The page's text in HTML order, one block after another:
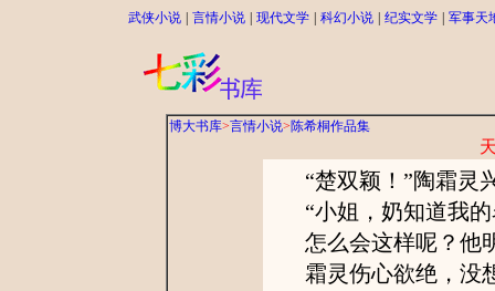
武侠小说 言情小说 现代文学 科幻小说 纪实文学 军事天
博大书库>言情小说>陈希桐作品集
“楚双颖！”陶霜灵
“小姐，奶知道我的
怎么会这样呢？他
霜灵伤心欲绝，没